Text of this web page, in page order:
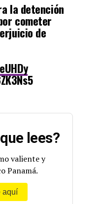
la detención
cometer
de
lees?
valiente y
Panamá.
aquí